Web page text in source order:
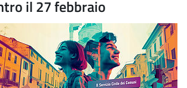
il 27 febbraio